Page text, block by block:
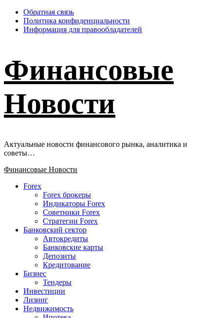
Перейти
содержимому
Обратная связь
Политика конфиденциальности
Информация для правообладателей
Финансовые
Новости
Актуальные новости финансового рынка, аналитика и
советы…
Основное
Финансовые Новости
Forex
Forex брокеры
Индикаторы Forex
Советники Forex
Стратегии Forex
Банковский сектор
Автокредиты
Банковские карты
Депозиты
Кредитование
Бизнес
Тендеры
Инвестиции
Лизинг
Недвижимость